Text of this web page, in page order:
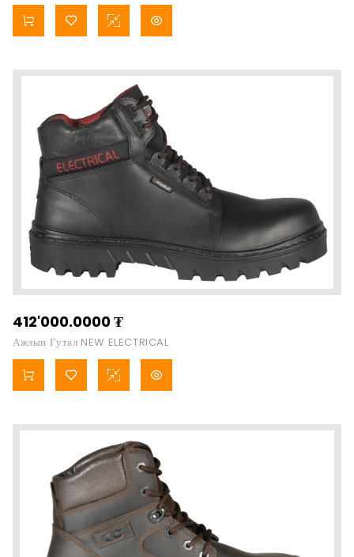
412'000.0000₮
Ажлын Гутал NEW ELECTRICAL